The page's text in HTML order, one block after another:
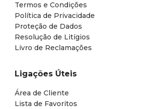
Termos e Condições
Política de Privacidade
Proteção de Dados
Resolução de Litígios
Livro de Reclamações
Ligações Úteis
Área de Cliente
Lista de Favoritos